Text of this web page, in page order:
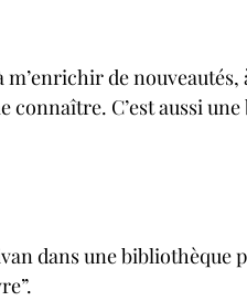
de
connaître. C’est aussi une
dans une bibliothèque